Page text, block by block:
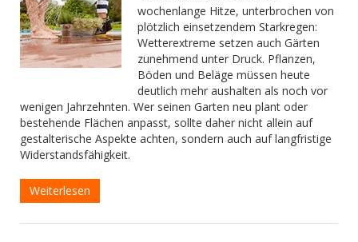
wochenlange Hitze, unterbrochen von
plötzlich einsetzendem Starkregen:
Wetterextreme setzen auch Gärten
zunehmend unter Druck. Pflanzen,
Böden und Beläge müssen heute
deutlich mehr aushalten als noch vor
wenigen Jahrzehnten. Wer seinen Garten neu plant oder
bestehende Flächen anpasst, sollte daher nicht allein auf
gestalterische Aspekte achten, sondern auch auf langfristige
Widerstandsfähigkeit.
Weiterlesen